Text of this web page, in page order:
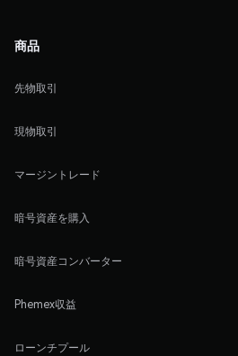
商品
先物取引
現物取引
マージントレード
暗号資産を購入
暗号資産コンバーター
Phemex収益
ローンチプール